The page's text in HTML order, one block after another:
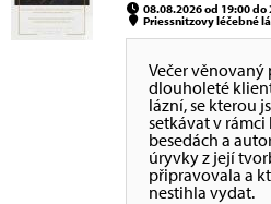
08.08.2026 od 19:00 do
Priessnitzovy léčebné
Večer věnovaný
dlouholeté
lázní, se kterou
setkávat v
besedách a
úryvky z její
připravovala a
nestihla vydat.